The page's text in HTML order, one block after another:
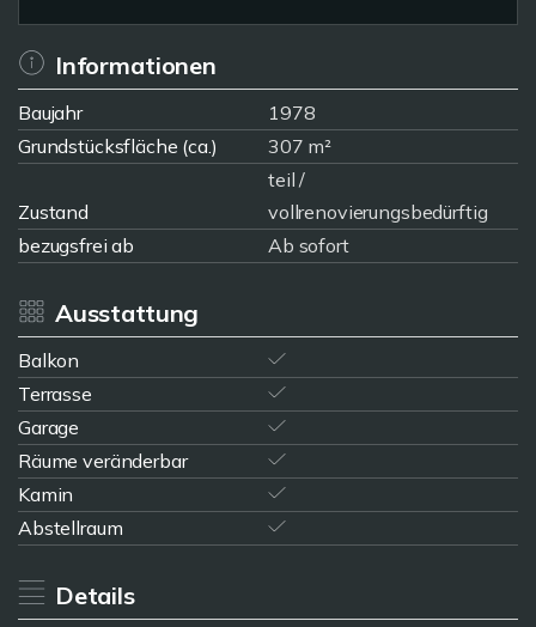
Informationen
Baujahr
1978
Grundstücksfläche (ca.)
307 m²
Zustand
teil /
vollrenovierungsbedürftig
bezugsfrei ab
Ab sofort
Ausstattung
Balkon
Terrasse
Garage
Räume veränderbar
Kamin
Abstellraum
Details